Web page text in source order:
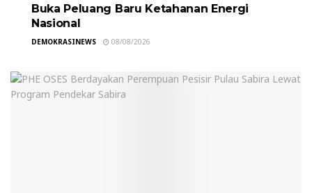
Buka Peluang Baru Ketahanan Energi
Nasional
DEMOKRASINEWS 08/08/2026